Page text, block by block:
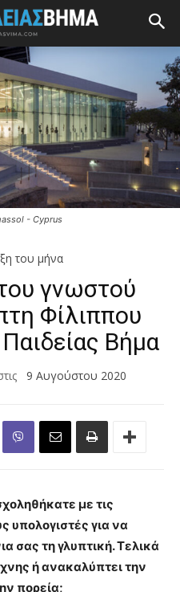
- Cyprus
του μήνα
γνωστού
Φίλιππου
Βήμα
9 Αυγούστου 2020
με τις
υπολογιστές για να
σας τη γλυπτική. Τελικά
ή ανακαλύπτει την
πορεία;